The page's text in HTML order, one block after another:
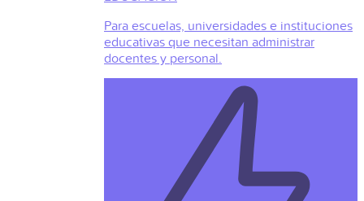
Para escuelas, universidades e instituciones
educativas que necesitan administrar
docentes y personal.